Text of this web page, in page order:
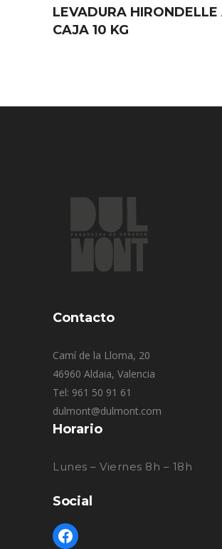
LEVADURA HIRONDELLE
CAJA 10 KG
Contacto
Camí de la Lloma, 20
46960 Aldaia, Valencia
Tel: 961 50 91 61
dulmont@dulmont.com
Horario
Lunes – Viernes 8h – 18h
Social